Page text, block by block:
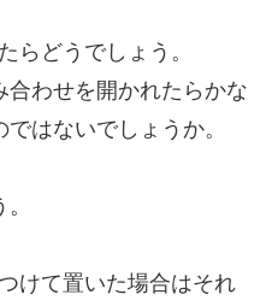
らどうでしょう。
合わせを開かれたらかな
はないでしょうか。
けて置いた場合はそれ